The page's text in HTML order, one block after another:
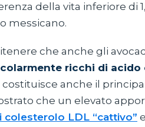
della vita inferiore di
messicano.
che anche gli
ricchi di acido
costituisce anche il
che un elevato
colesterolo LDL “cattivo” e